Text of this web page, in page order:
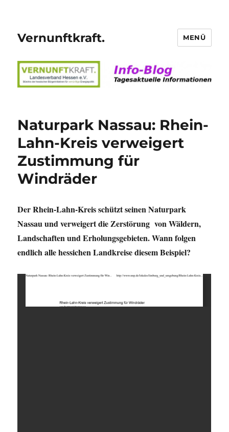
Vernunftkraft. MENÜ
Naturpark Nassau: Rhein-
Lahn-Kreis verweigert
Zustimmung für
Windräder
Der Rhein-Lahn-Kreis schützt seinen Naturpark
Nassau und verweigert die Zerstörung von Wäldern,
Landschaften und Erholungsgebieten. Wann folgen
endlich alle hessichen Landkreise diesem Beispiel?